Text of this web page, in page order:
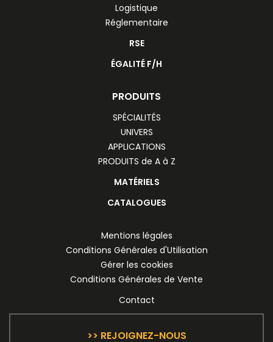
Logistique
Réglementaire
RSE
ÉGALITÉ F/H
PRODUITS
SPÉCIALITÉS
UNIVERS
APPLICATIONS
PRODUITS de A à Z
MATÉRIELS
CATALOGUES
Mentions légales
Conditions Générales d'Utilisation
Gérer les cookies
Conditions Générales de Vente
Contact
>> REJOIGNEZ-NOUS